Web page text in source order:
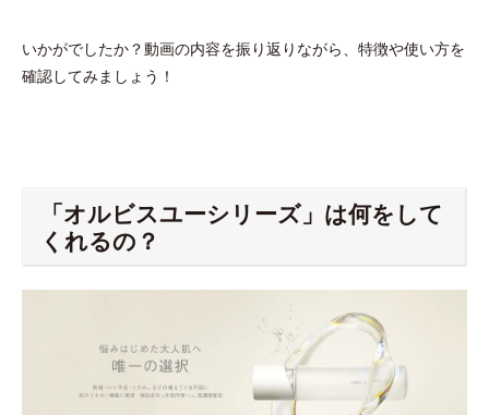
いかがでしたか？動画の内容を振り返りながら、特徴や使い方を
確認してみましょう！
「オルビスユーシリーズ」は何をして
くれるの？